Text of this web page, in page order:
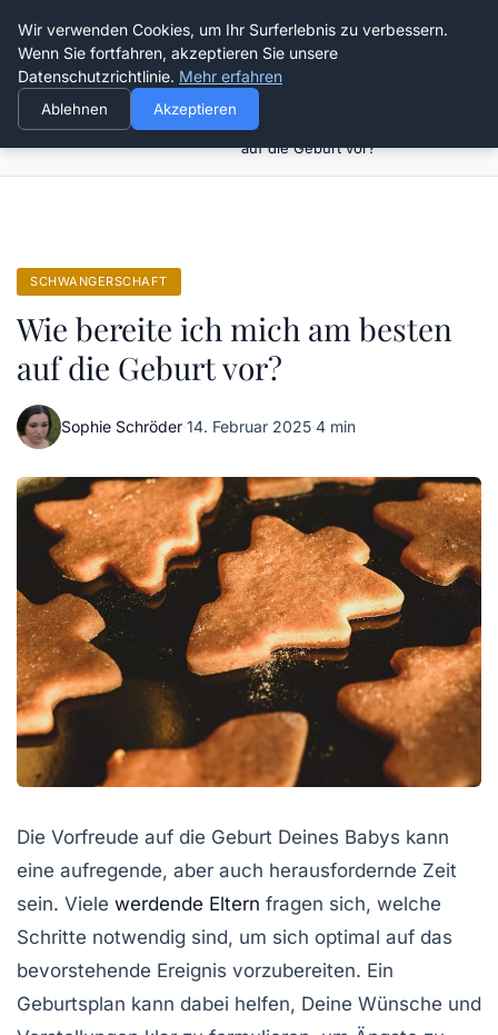
Verflixt-und-aufgetrennt.de
Wie bereite ich mich am besten
auf die Geburt vor?
SCHWANGERSCHAFT
Wie bereite ich mich am besten
auf die Geburt vor?
Sophie Schröder·14. Februar 2025·4 min
Die Vorfreude auf die Geburt Deines Babys kann
eine aufregende, aber auch herausfordernde Zeit
sein. Viele werdende Eltern fragen sich, welche
Schritte notwendig sind, um sich optimal auf das
bevorstehende Ereignis vorzubereiten. Ein
Geburtsplan kann dabei helfen, Deine Wünsche und
Wir verwenden Cookies, um Ihr Surferlebnis zu verbessern.
Wenn Sie fortfahren, akzeptieren Sie unsere
Datenschutzrichtlinie. Mehr erfahren
Ablehnen Akzeptieren